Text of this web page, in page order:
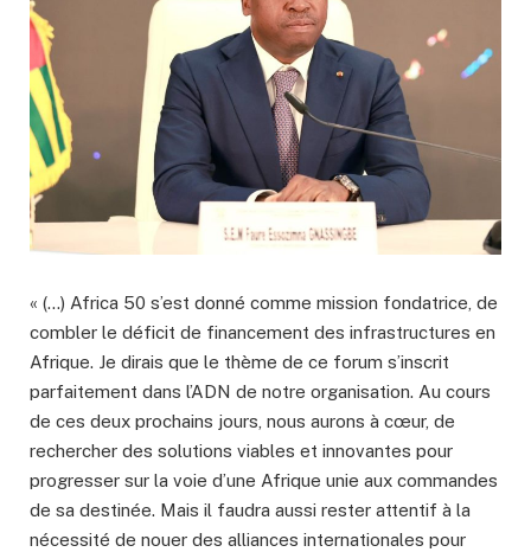
« (…) Africa 50 s’est donné comme mission fondatrice, de
combler le déficit de financement des infrastructures en
Afrique. Je dirais que le thème de ce forum s’inscrit
parfaitement dans l’ADN de notre organisation. Au cours
de ces deux prochains jours, nous aurons à cœur, de
rechercher des solutions viables et innovantes pour
progresser sur la voie d’une Afrique unie aux commandes
de sa destinée. Mais il faudra aussi rester attentif à la
nécessité de nouer des alliances internationales pour